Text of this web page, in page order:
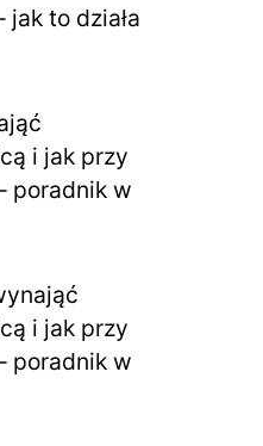
to działa
i jak przy
poradnik w
i jak przy
poradnik w